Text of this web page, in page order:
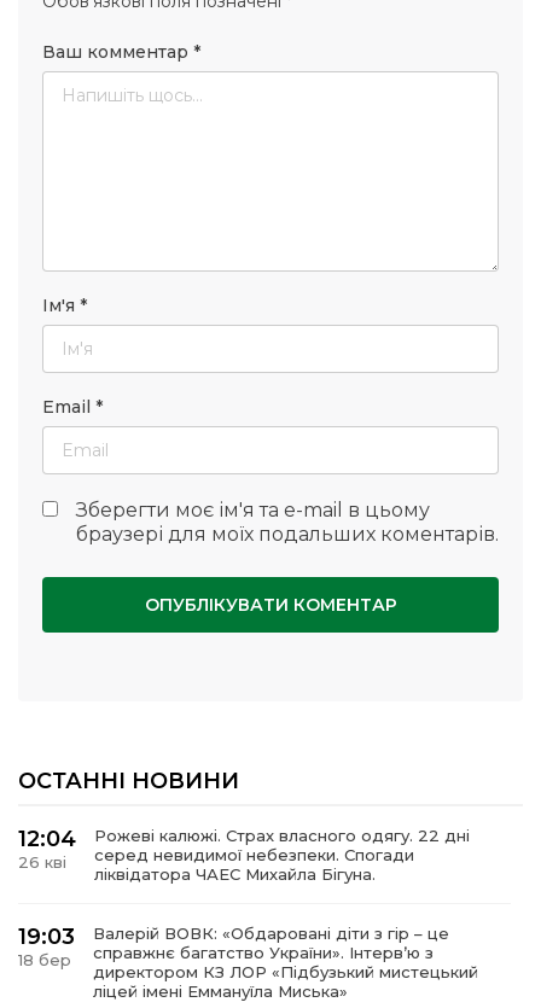
Ваш комментар *
Ім'я *
Email *
Зберегти моє ім'я та e-mail в цьому
браузері для моїх подальших коментарів.
ОСТАННІ НОВИНИ
12:04
26 кві
Рожеві калюжі. Страх власного одягу. 22 дні
серед невидимої небезпеки. Спогади
ліквідатора ЧАЕС Михайла Бігуна.
19:03
18 бер
Валерій ВОВК: «Обдаровані діти з гір – це
справжнє багатство України». Інтервʼю з
директором КЗ ЛОР «Підбузький мистецький
ліцей імені Еммануїла Миська»